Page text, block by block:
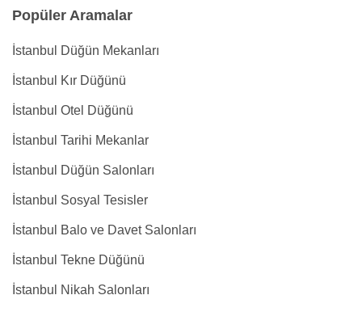
Popüler Aramalar
İstanbul Düğün Mekanları
İstanbul Kır Düğünü
İstanbul Otel Düğünü
İstanbul Tarihi Mekanlar
İstanbul Düğün Salonları
İstanbul Sosyal Tesisler
İstanbul Balo ve Davet Salonları
İstanbul Tekne Düğünü
İstanbul Nikah Salonları